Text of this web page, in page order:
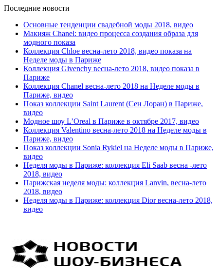
Последние новости
Основные тенденции свадебной моды 2018, видео
Макияж Chanel: видео процесса создания образа для
модного показа
Коллекция Chloe весна-лето 2018, видео показа на
Неделе моды в Париже
Коллекция Givenchy весна-лето 2018, видео показа в
Париже
Коллекция Chanel весна-лето 2018 на Неделе моды в
Париже, видео
Показ коллекции Saint Laurent (Сен Лоран) в Париже,
видео
Модное шоу L’Oreal в Париже в октябре 2017, видео
Коллекция Valentino весна-лето 2018 на Неделе моды в
Париже, видео
Показ коллекции Sonia Rykiel на Неделе моды в Париже,
видео
Неделя моды в Париже: коллекция Eli Saab весна -лето
2018, видео
Парижская неделя моды: коллекция Lanvin, весна-лето
2018, видео
Неделя моды в Париже: коллекция Dior весна-лето 2018,
видео